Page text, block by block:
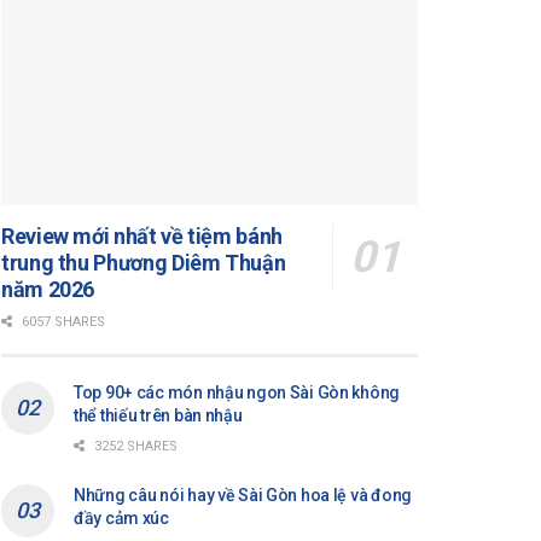
Review mới nhất về tiệm bánh
trung thu Phương Diêm Thuận
năm 2026
6057 SHARES
Top 90+ các món nhậu ngon Sài Gòn không
thể thiếu trên bàn nhậu
3252 SHARES
Những câu nói hay về Sài Gòn hoa lệ và đong
đầy cảm xúc